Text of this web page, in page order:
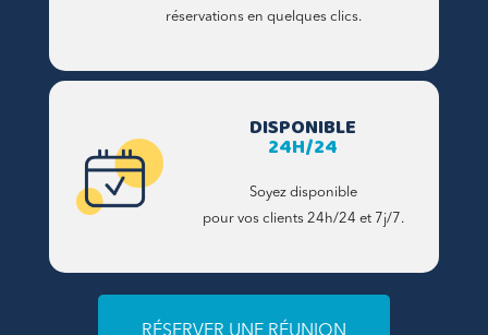
réservations en quelques clics.
DISPONIBLE
24H/24
Soyez disponible
pour vos clients 24h/24 et 7j/7.